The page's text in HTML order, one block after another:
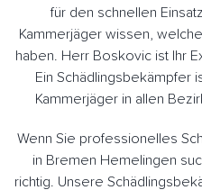
für den schnellen
Kammerjäger wissen,
haben. Herr Boskovic ist Ihr
Ein Schädlingsbekämpfer
Kammerjäger in allen
Wenn Sie professionelles
in Bremen Hemelingen
richtig. Unsere